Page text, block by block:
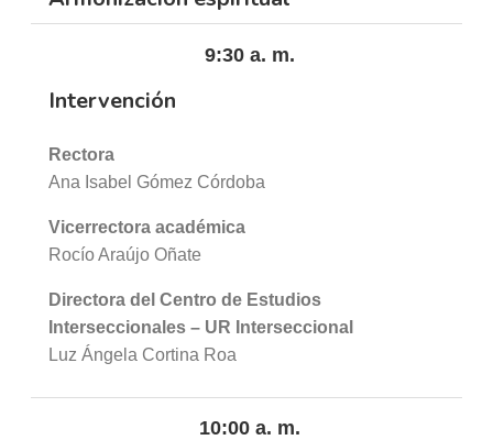
9:30 a. m.
Intervención
Rectora
Ana Isabel Gómez Córdoba
Vicerrectora académica
Rocío Araújo Oñate
Directora del Centro de Estudios
Interseccionales – UR Interseccional
Luz Ángela Cortina Roa
10:00 a. m.